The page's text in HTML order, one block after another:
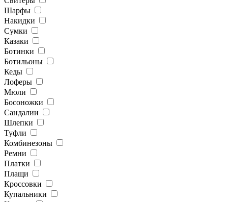
Шарфы
Накидки
Сумки
Казаки
Ботинки
Ботильоны
Кеды
Лоферы
Мюли
Босоножки
Сандалии
Шлепки
Туфли
Комбинезоны
Ремни
Платки
Плащи
Кроссовки
Купальники